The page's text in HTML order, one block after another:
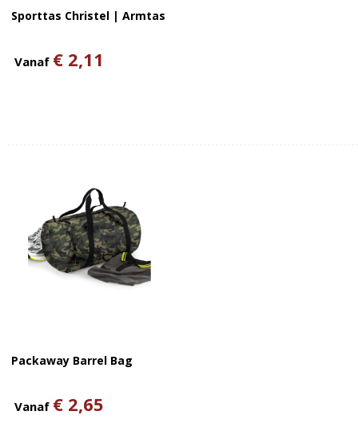
Sporttas Christel | Armtas
Vanaf € 2,11
Packaway Barrel Bag
Vanaf € 2,65